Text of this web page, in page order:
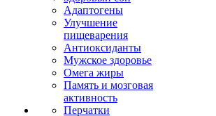
Адаптогены
Улучшение
пищеварения
Антиоксиданты
Мужское здоровье
Омега жиры
Память и мозговая
активность
Перчатки